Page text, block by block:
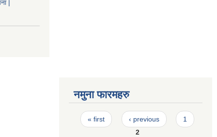
|
नमुना फारमहरु
Pages
« first ‹ previous
1
2